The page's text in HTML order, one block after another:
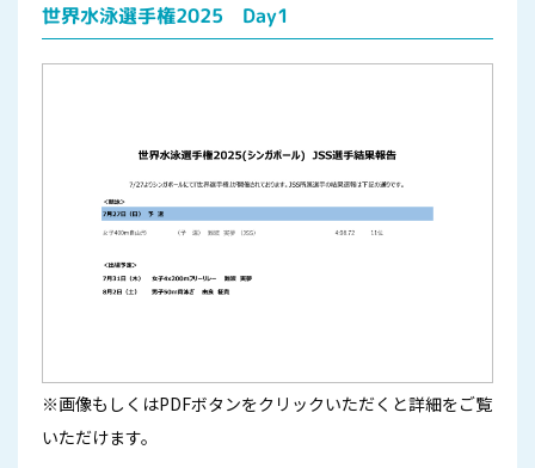
世界水泳選手権2025 Day1
※画像もしくはPDFボタンをクリックいただくと詳細をご覧
いただけます。